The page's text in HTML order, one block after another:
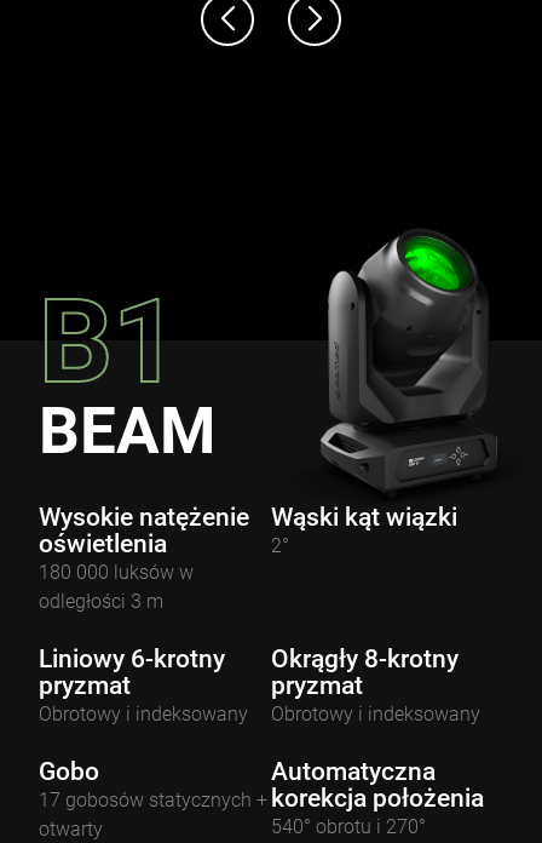
B1
BEAM
Wysokie natężenie
oświetlenia
180 000 luksów w
odległości 3 m
Wąski kąt wiązki
2°
Liniowy 6-krotny
pryzmat
Obrotowy i indeksowany
Okrągły 8-krotny
pryzmat
Obrotowy i indeksowany
Gobo
17 gobosów statycznych +
otwarty
Automatyczna
korekcja położenia
540° obrotu i 270°